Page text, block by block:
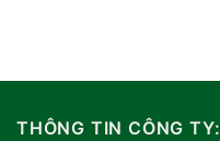
THÔNG TIN CÔNG TY: